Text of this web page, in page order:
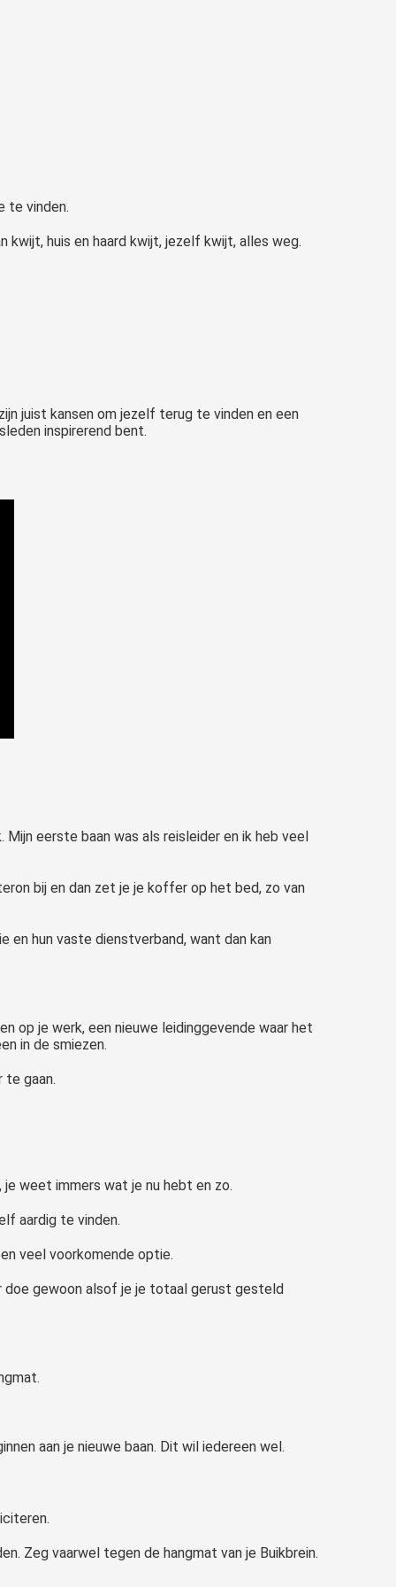
te vinden.
huis en haard kwijt, jezelf kwijt, alles weg.
juist kansen om jezelf terug te vinden en een
inspirerend bent.
eerste baan was als reisleider en ik heb veel
bij en dan zet je je koffer op het bed, zo van
en hun vaste dienstverband, want dan kan
op je werk, een nieuwe leidinggevende waar het
in de smiezen.
te gaan.
weet immers wat je nu hebt en zo.
aardig te vinden.
veel voorkomende optie.
doe gewoon alsof je je totaal gerust gesteld
aan je nieuwe baan. Dit wil iedereen wel.
Zeg vaarwel tegen de hangmat van je Buikbrein.